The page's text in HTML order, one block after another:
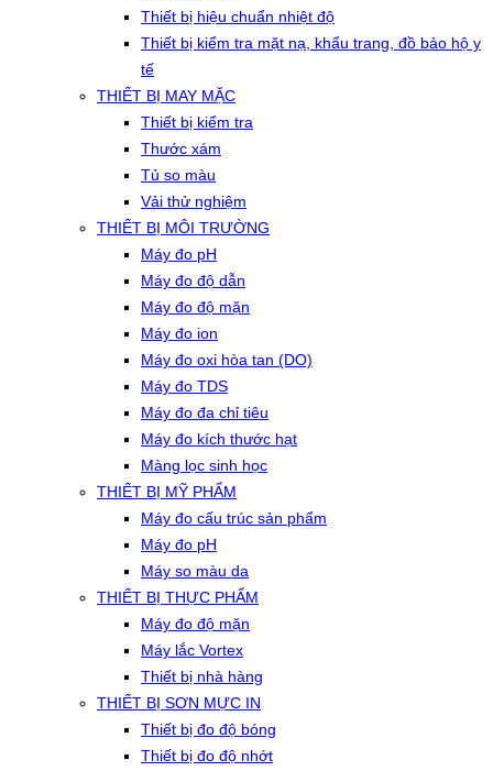
Thiết bị hiệu chuẩn nhiệt độ
Thiết bị kiểm tra mặt nạ, khẩu trang, đồ bảo hộ y
tế
THIẾT BỊ MAY MẶC
Thiết bị kiểm tra
Thước xám
Tủ so màu
Vải thử nghiệm
THIẾT BỊ MÔI TRƯỜNG
Máy đo pH
Máy đo độ dẫn
Máy đo độ mặn
Máy đo ion
Máy đo oxi hòa tan (DO)
Máy đo TDS
Máy đo đa chỉ tiêu
Máy đo kích thước hạt
Màng lọc sinh học
THIẾT BỊ MỸ PHẨM
Máy đo cấu trúc sản phẩm
Máy đo pH
Máy so màu da
THIẾT BỊ THỰC PHẨM
Máy đo độ mặn
Máy lắc Vortex
Thiết bị nhà hàng
THIẾT BỊ SƠN MỰC IN
Thiết bị đo độ bóng
Thiết bị đo độ nhớt